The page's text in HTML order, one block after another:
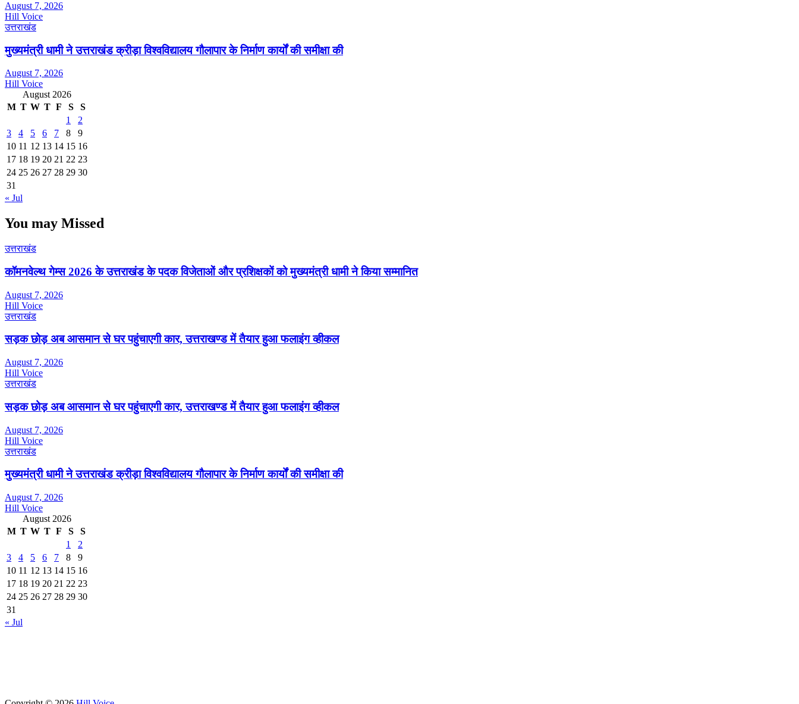
August 7, 2026
Hill Voice
उत्तराखंड
मुख्यमंत्री धामी ने उत्तराखंड क्रीड़ा विश्वविद्यालय गौलापार के निर्माण कार्यों की समीक्षा की
August 7, 2026
Hill Voice
August 2026
M T W T F S
S
1
2
3
4 5 6 7 8
9
10 11 12 13 14 15 16
17 18 19 20 21 22 23
24 25 26 27 28 29 30
31
« Jul
You may Missed
उत्तराखंड
कॉमनवेल्थ गेम्स 2026 के उत्तराखंड के पदक विजेताओं और प्रशिक्षकों को मुख्यमंत्री धामी ने किया सम्मानित
August 7, 2026
Hill Voice
उत्तराखंड
सड़क छोड़ अब आसमान से घर पहुंचाएगी कार, उत्तराखण्ड में तैयार हुआ फलाइंग व्हीकल
August 7, 2026
Hill Voice
उत्तराखंड
सड़क छोड़ अब आसमान से घर पहुंचाएगी कार, उत्तराखण्ड में तैयार हुआ फलाइंग व्हीकल
August 7, 2026
Hill Voice
उत्तराखंड
मुख्यमंत्री धामी ने उत्तराखंड क्रीड़ा विश्वविद्यालय गौलापार के निर्माण कार्यों की समीक्षा की
August 7, 2026
Hill Voice
August 2026
M T W T F S
S
1
2
3
4 5 6 7 8
9
10 11 12 13 14 15 16
17 18 19 20 21 22 23
24 25 26 27 28 29 30
31
« Jul